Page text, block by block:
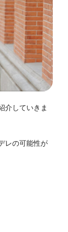
介していきま
レの可能性が